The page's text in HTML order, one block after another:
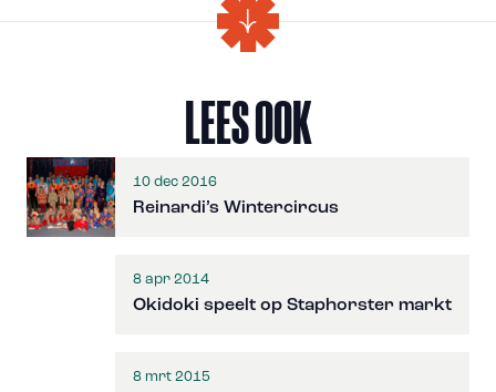
LEES OOK
10 dec 2016
Reinardi’s Wintercircus
8 apr 2014
Okidoki speelt op Staphorster markt
8 mrt 2015